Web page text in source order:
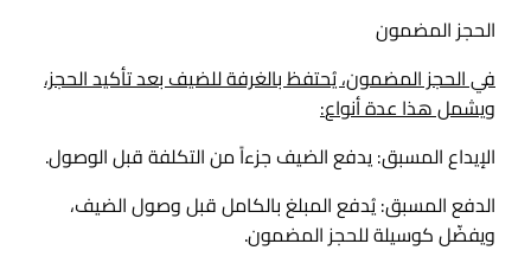
الحجز المضمون
في الحجز المضمون، يُحتفظ بالغرفة للضيف بعد تأكيد الحجز،
ويشمل هذا عدة أنواع:
الإيداع المسبق: يدفع الضيف جزءاً من التكلفة قبل الوصول.
الدفع المسبق: يُدفع المبلغ بالكامل قبل وصول الضيف،
ويفضّل كوسيلة للحجز المضمون.